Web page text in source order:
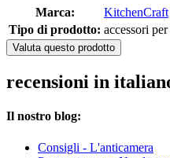
Marca:
KitchenCraft
Tipo di prodotto: accessori
Valuta questo prodotto
recensioni in
Il nostro blog:
Consigli - L'anticamera